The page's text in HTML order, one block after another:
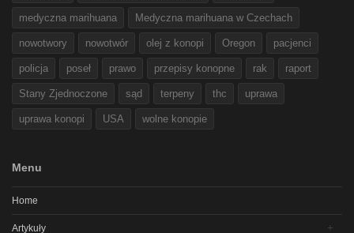
medyczna marihuana Medyczna marihuana w Czechach
nowotwory nowotwór olej z konopi Oregon pacjenci
policja poseł prawo przepisy konopne rak raport
Stany Zjednoczone sąd terpeny thc uprawa
uprawa konopi USA wolne konopie
Menu
Home
Artykuły